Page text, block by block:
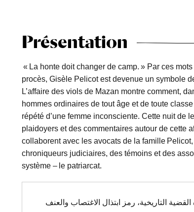
Présentation
« La honte doit changer de camp. » Par ces
procès, Gisèle Pelicot est devenue un symbole
L’affaire des viols de Mazan montre comment,
hommes ordinaires de tout âge et de toute
répété d’une femme inconsciente. Cette nuit de
plaidoyers et des commentaires autour de cette
collaborent avec les avocats de la famille
chroniqueurs judiciaires, des témoins et des
système – le patriarcat.
التاريخية، رمز ابتذال الاغتصاب والعنف